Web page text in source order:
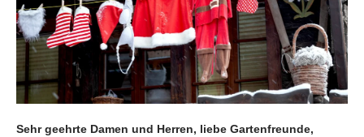
Sehr geehrte Damen und Herren, liebe Gartenfreunde,